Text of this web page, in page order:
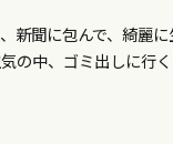
新聞に包んで、綺麗
の中、ゴミ出しに行